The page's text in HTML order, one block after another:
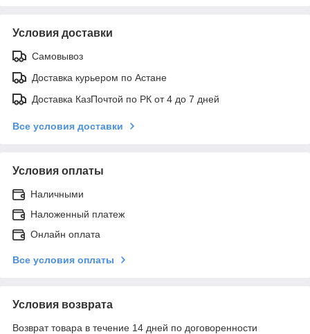
Условия доставки
Самовывоз
Доставка курьером по Астане
Доставка КазПочтой по РК от 4 до 7 дней
Все условия доставки
Условия оплаты
Наличными
Наложенный платеж
Онлайн оплата
Все условия оплаты
Условия возврата
Возврат товара в течение 14 дней по договоренности